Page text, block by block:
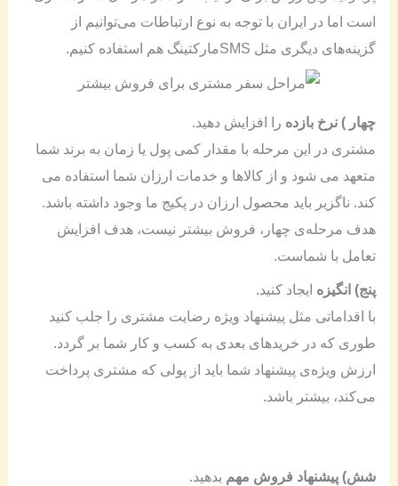
است اما در ایران با توجه به نوع ارتباطات می‌توانیم از
گزینه‌های دیگری مثل SMSمارکتینگ هم استفاده کنیم.
چهار ) نرخ بازده را افزایش دهید.
مشتری در این مرحله با مقدار کمی پول یا زمان به برند شما
متعهد می شود و از کالاها و خدمات ارزان شما استفاده می
کند. ناگزیر باید محصول ارزان در پکیج ما وجود داشته باشد.
هدف مرحله‌ی چهار، فروش بیشتر نیست، هدف افزایش
تعامل با شماست.
پنج) انگیزه ایجاد کنید.
با اقداماتی مثل پیشنهاد ویژه رضایت مشتری را جلب کنید
طوری که در خریدهای بعدی به کسب و کار شما بر گردد.
ارزش ویژه‌ی پیشنهاد شما باید از پولی که مشتری پرداخت
می‌کند، بیشتر باشد.
شش) پیشنهاد فروش مهم بدهید.